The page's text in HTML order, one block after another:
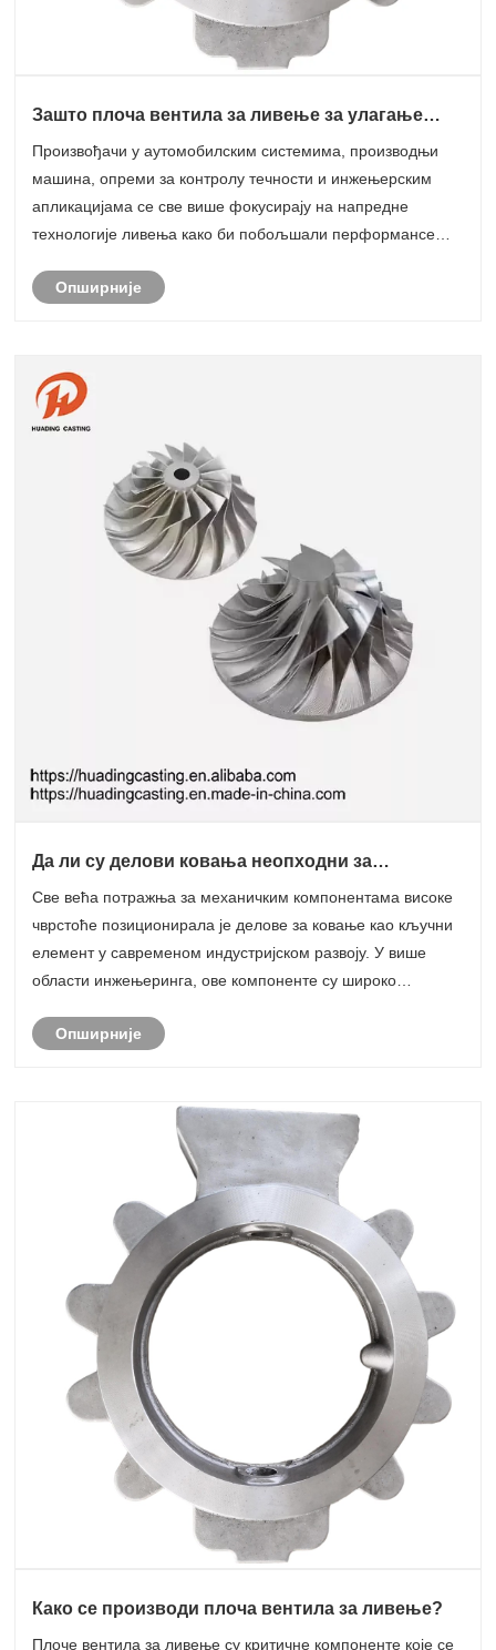
Зашто плоча вентила за ливење за улагање
примене?
Произвођачи у аутомобилским системима, производњи
машина, опреми за контролу течности и инжењерским
апликацијама се све више фокусирају на напредне
технологије ливења како би побољшали перформансе
решењима, плоча вентила за ливење за улагање је
Опширније
Да ли су делови ковања неопходни за
Све већа потражња за механичким компонентама високе
чврстоће позиционирала је делове за ковање као кључни
елемент у савременом индустријском развоју. У више
области инжењеринга, ове компоненте су широко
прилагодљивости и дуготрајним перформансама у
Опширније
Како се производи плоча вентила за ливење?
Плоче вентила за ливење су критичне компоненте које се